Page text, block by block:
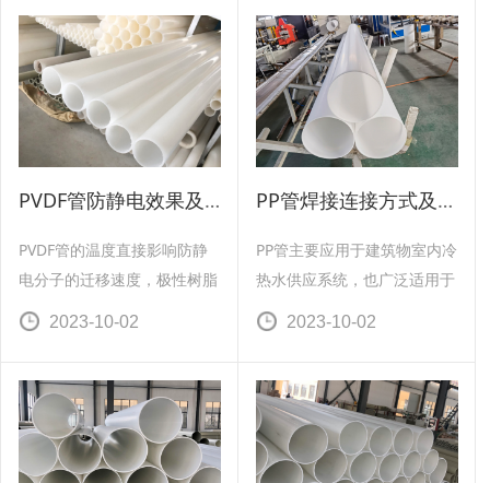
用，非常对有一些腐蚀的化工
废水。
PVDF管防静电效果及切割机的配置
2023-10-02
PVDF管的温度直接影响防静
电分子的迁移速度，极性树脂
应使用离子型防静电剂，弱板
PP管焊接连接方式及铺设调整
2023-10-02
PP管主要应用于建筑物室内冷
热水供应系统，也广泛适用于
采暖系统。在安装PP管时，应
0℃不适合施工安装。